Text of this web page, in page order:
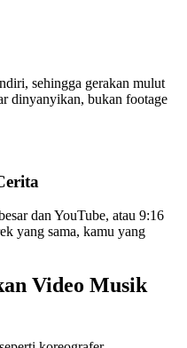
sehingga gerakan mulut
dinyanyikan, bukan footage
dan YouTube, atau 9:16
yang sama, kamu yang
Video Musik